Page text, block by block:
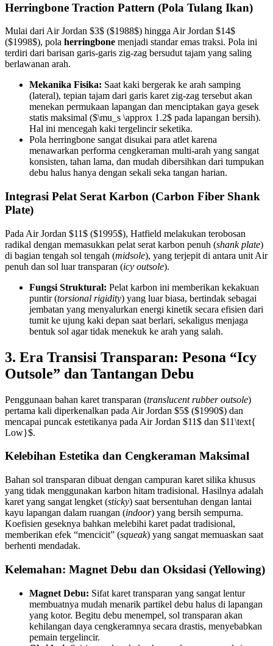
Herringbone Traction Pattern (Pola Tulang Ikan)
Mulai dari Air Jordan $3$ ($1988$) hingga Air Jordan $14$
($1998$), pola herringbone menjadi standar emas traksi. Pola ini
terdiri dari barisan garis-garis zig-zag bersudut tajam yang saling
berlawanan arah.
Mekanika Fisika: Saat kaki bergerak ke arah samping
(lateral), tepian tajam dari garis karet zig-zag tersebut akan
menekan permukaan lapangan dan menciptakan gaya gesek
statis maksimal ($\mu_s \approx 1.2$ pada lapangan bersih).
Hal ini mencegah kaki tergelincir seketika.
Pola herringbone sangat disukai para atlet karena
menawarkan performa cengkeraman multi-arah yang sangat
konsisten, tahan lama, dan mudah dibersihkan dari tumpukan
debu halus hanya dengan sekali seka tangan harian.
Integrasi Pelat Serat Karbon (Carbon Fiber Shank
Plate)
Pada Air Jordan $11$ ($1995$), Hatfield melakukan terobosan
radikal dengan memasukkan pelat serat karbon penuh (shank plate)
di bagian tengah sol tengah (midsole), yang terjepit di antara unit Air
penuh dan sol luar transparan (icy outsole).
Fungsi Struktural: Pelat karbon ini memberikan kekakuan
puntir (torsional rigidity) yang luar biasa, bertindak sebagai
jembatan yang menyalurkan energi kinetik secara efisien dari
tumit ke ujung kaki depan saat berlari, sekaligus menjaga
bentuk sol agar tidak menekuk ke arah yang salah.
3. Era Transisi Transparan: Pesona “Icy
Outsole” dan Tantangan Debu
Penggunaan bahan karet transparan (translucent rubber outsole)
pertama kali diperkenalkan pada Air Jordan $5$ ($1990$) dan
mencapai puncak estetikanya pada Air Jordan $11$ dan $11\text{
Low}$.
Kelebihan Estetika dan Cengkeraman Maksimal
Bahan sol transparan dibuat dengan campuran karet silika khusus
yang tidak menggunakan karbon hitam tradisional. Hasilnya adalah
karet yang sangat lengket (sticky) saat bersentuhan dengan lantai
kayu lapangan dalam ruangan (indoor) yang bersih sempurna.
Koefisien geseknya bahkan melebihi karet padat tradisional,
memberikan efek “mencicit” (squeak) yang sangat memuaskan saat
berhenti mendadak.
Kelemahan: Magnet Debu dan Oksidasi (Yellowing)
Magnet Debu: Sifat karet transparan yang sangat lentur
membuatnya mudah menarik partikel debu halus di lapangan
yang kotor. Begitu debu menempel, sol transparan akan
kehilangan daya cengkeramnya secara drastis, menyebabkan
pemain tergelincir.